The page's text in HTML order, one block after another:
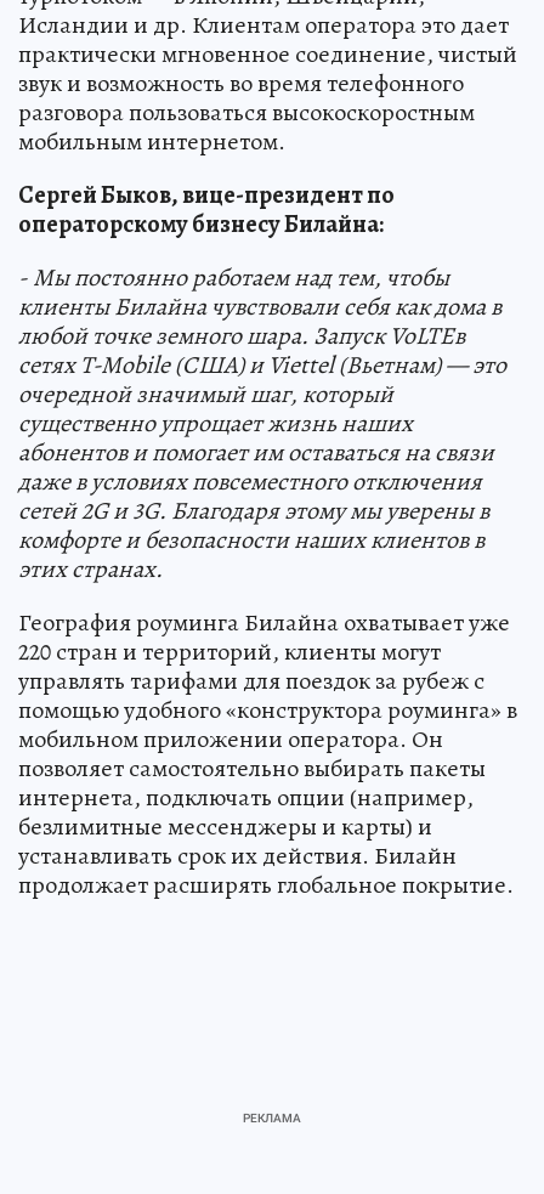
Исландии и др. Клиентам оператора это дает
практически мгновенное соединение, чистый
звук и возможность во время телефонного
разговора пользоваться высокоскоростным
мобильным интернетом.
Сергей Быков, вице-президент по
операторскому бизнесу Билайна:
- Мы постоянно работаем над тем, чтобы
клиенты Билайна чувствовали себя как дома в
любой точке земного шара. Запуск VoLTEв
сетях T-Mobile (США) и Viettel (Вьетнам) — это
очередной значимый шаг, который
существенно упрощает жизнь наших
абонентов и помогает им оставаться на связи
даже в условиях повсеместного отключения
сетей 2G и 3G. Благодаря этому мы уверены в
комфорте и безопасности наших клиентов в
этих странах.
География роуминга Билайна охватывает уже
220 стран и территорий, клиенты могут
управлять тарифами для поездок за рубеж с
помощью удобного «конструктора роуминга» в
мобильном приложении оператора. Он
позволяет самостоятельно выбирать пакеты
интернета, подключать опции (например,
безлимитные мессенджеры и карты) и
устанавливать срок их действия. Билайн
продолжает расширять глобальное покрытие.